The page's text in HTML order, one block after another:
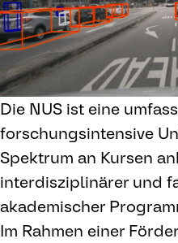
Die NUS ist eine
forschungsintensive
Spektrum an Kursen
interdisziplinärer und
akademischer
Im Rahmen einer